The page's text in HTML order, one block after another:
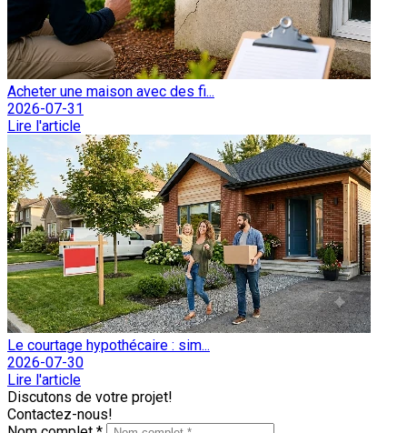
Acheter une maison avec des fi...
2026-07-31
Lire l'article
Le courtage hypothécaire : sim...
2026-07-30
Lire l'article
Discutons de votre projet!
Contactez-nous!